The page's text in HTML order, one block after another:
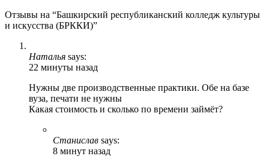
Отзывы на “Башкирский республиканский колледж культуры
и искусства (БРККИ)”
Наталья says:
22 минуты назад
Нужны две производственные практики. Обе на базе
вуза, печати не нужны
Какая стоимость и сколько по времени займёт?
Станислав says:
8 минут назад